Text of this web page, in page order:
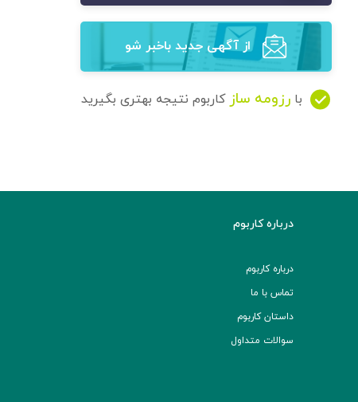
از آگهی‌ جدید باخبر شو
با رزومه ساز کاربوم نتیجه بهتری بگیرید
درباره کاربوم
درباره کاربوم
تماس با ما
داستان کاربوم
سوالات متداول